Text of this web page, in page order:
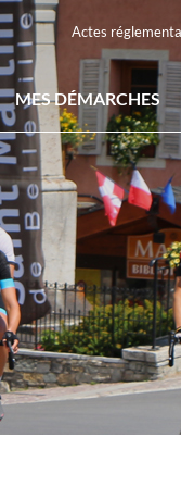
Actes
MES DÉMARCHES